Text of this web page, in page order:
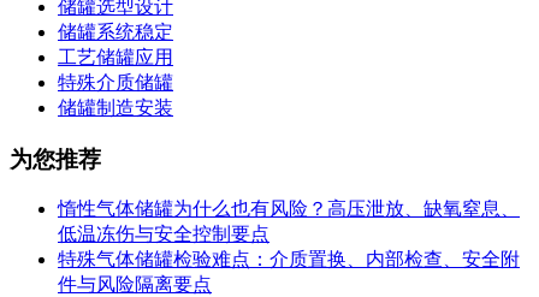
储罐选型设计
储罐系统稳定
工艺储罐应用
特殊介质储罐
储罐制造安装
为您推荐
惰性气体储罐为什么也有风险？高压泄放、缺氧窒息、
低温冻伤与安全控制要点
特殊气体储罐检验难点：介质置换、内部检查、安全附
件与风险隔离要点